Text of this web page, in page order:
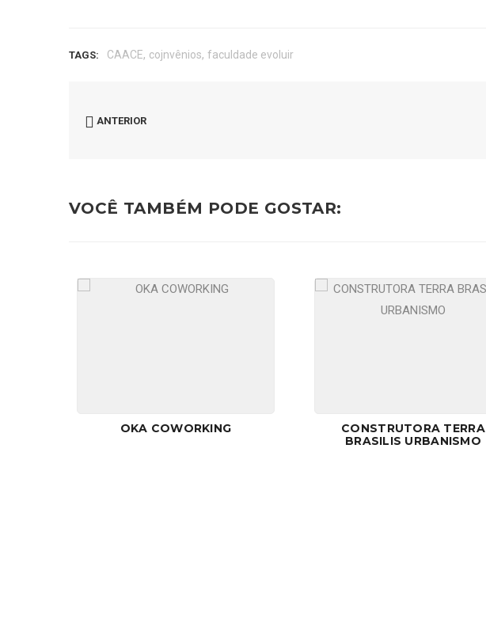
TAGS: CAACE, cojnvênios, faculdade evoluir
ANTERIOR
VOCÊ TAMBÉM PODE GOSTAR:
OKA COWORKING
CONSTRUTORA TERRA
BRASILIS URBANISMO